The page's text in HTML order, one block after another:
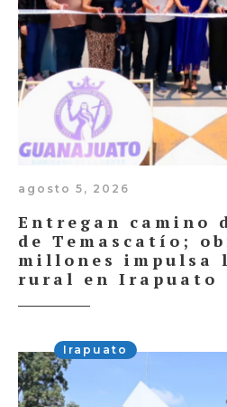
agosto 5, 2026
Entregan camino
de Temascatío;
millones impulsa
rural en Irapuato
Irapuato